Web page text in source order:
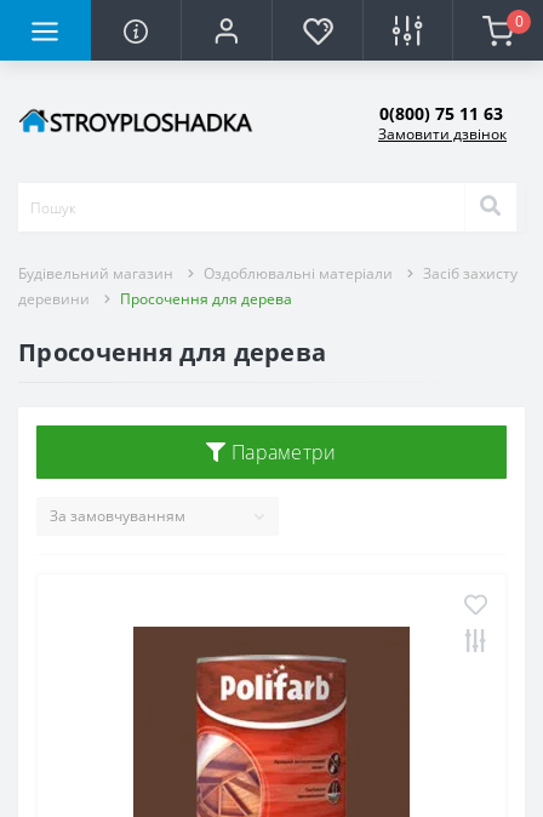
0
0(800) 75 11 63
Замовити дзвінок
Будівельний магазин Оздоблювальні матеріали
Засіб захисту
деревини
Просочення для дерева
Просочення для дерева
Параметри